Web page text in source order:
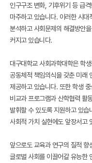
인구구조 변화, 기후위기 등 급
마주하고 있습니다. 이러한 시
분석하고 사회문제의 해결방안
커지고 있습니다.
대구대학교 사회과학대학은 학
공동체적 책임의식을 갖춘 미래
제공하고 있습니다. 또한 학생
비교과 프로그램과 산학협력 활
발휘할 수 있도록 지원하고 있
사회적 가치 실현에도 앞장서고
앞으로도 교육과 연구의 질적
글로벌 사회를 이끌어갈 유능한